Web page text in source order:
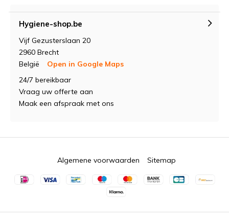
Hygiene-shop.be
Vijf Gezusterslaan 20
2960 Brecht
België
Open in Google Maps
24/7 bereikbaar
Vraag uw offerte aan
Maak een afspraak met ons
Algemene voorwaarden Sitemap